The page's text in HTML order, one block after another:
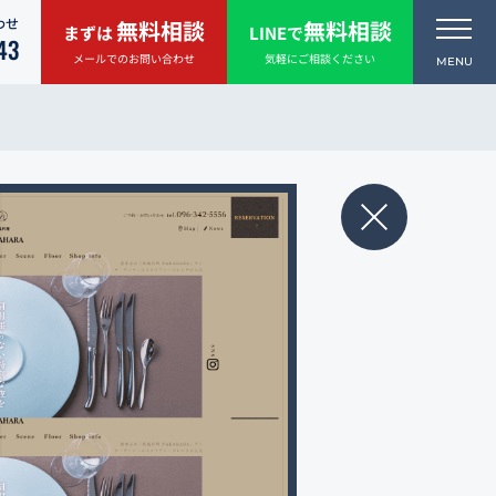
せ まずは無料相談
メールでのお問い合わせ
LINEで無料相談
気軽にご相談ください